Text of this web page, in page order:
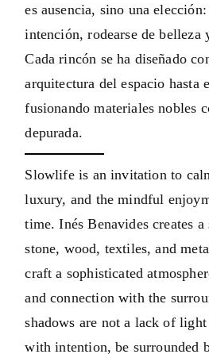
es ausencia, sino una
intención, rodearse de
Cada rincón se ha diseñado
arquitectura del espacio hasta
fusionando materiales nobles
depurada.
Slowlife is an invitation to
luxury, and the mindful
time. Inés Benavides creates a
stone, wood, textiles, and
craft a sophisticated
and connection with the
shadows are not a lack of
with intention, be surrounded